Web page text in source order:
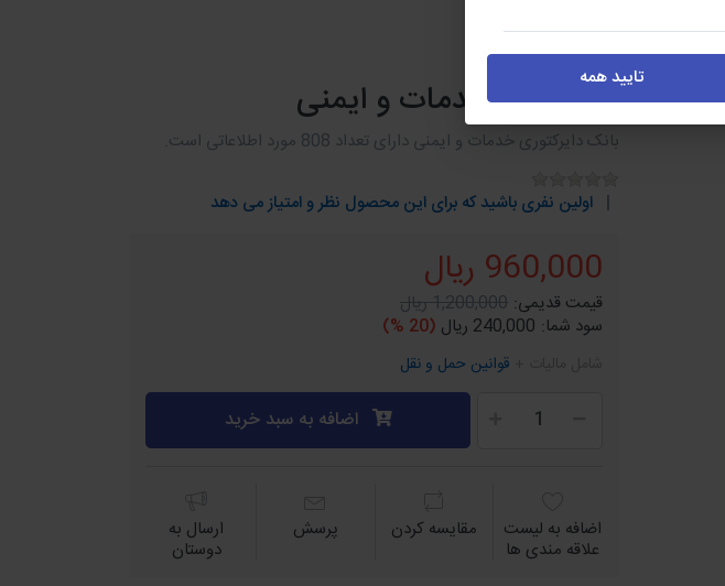
دایرکتوری خدمات و ایمنی
بانک دایرکتوری خدمات و ایمنی دارای تعداد 808 مورد اطلاعاتی است.
اولین نفری باشید که برای این محصول نظر و امتیاز می دهد
960,000 ریال
قیمت قدیمی: 1,200,000 ریال
سود شما: 240,000 ریال (20 %)
قوانین حمل و نقل
اضافه به سبد خرید
اضافه به لیست
علاقه مندی ها
مقايسه كردن پرسش ارسال به
دوستان
تایید همه